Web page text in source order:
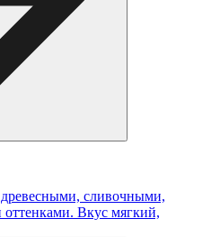
сливочными,
Вкус мягкий,